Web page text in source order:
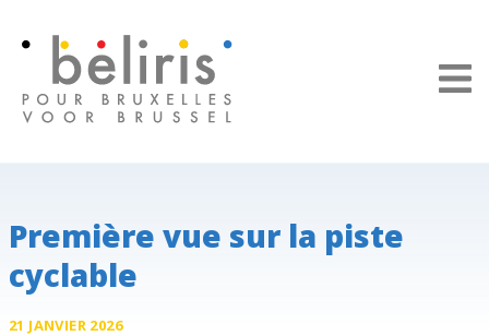
Première vue sur la piste
cyclable
21 JANVIER 2026